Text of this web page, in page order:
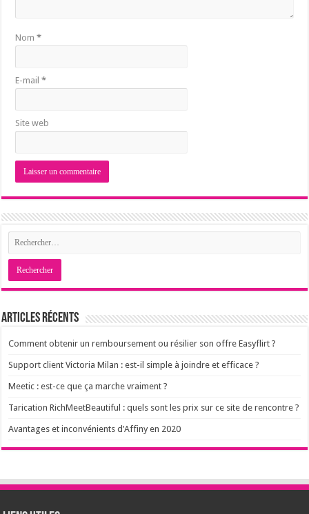
Nom*
E-mail*
Site web
Articles récents
Comment obtenir un remboursement ou résilier son offre Easyflirt ?
Support client Victoria Milan : est-il simple à joindre et efficace ?
Meetic : est-ce que ça marche vraiment ?
Tarication RichMeetBeautiful : quels sont les prix sur ce site de rencontre ?
Avantages et inconvénients d’Affiny en 2020